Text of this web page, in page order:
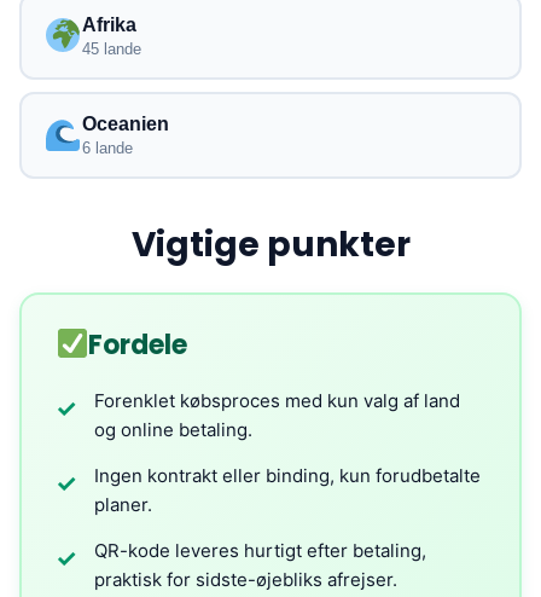
Afrika
45 lande
Oceanien
6 lande
Vigtige punkter
Fordele
✓
Forenklet købsproces med kun valg af land
og online betaling.
✓
Ingen kontrakt eller binding, kun forudbetalte
planer.
✓
QR-kode leveres hurtigt efter betaling,
praktisk for sidste-øjebliks afrejser.